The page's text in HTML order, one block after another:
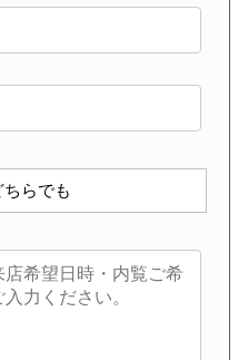
ちらでも